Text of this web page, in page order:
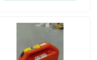
منتجات
معلومات عنا